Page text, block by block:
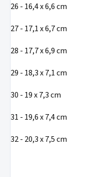
26 - 16,4 x 6,6 cm
27 - 17,1 x 6,7 cm
28 - 17,7 x 6,9 cm
29 - 18,3 x 7,1 cm
30 - 19 x 7,3 cm
31 - 19,6 x 7,4 cm
32 - 20,3 x 7,5 cm